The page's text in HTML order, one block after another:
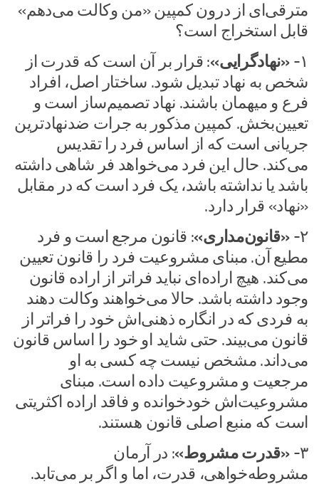
مترقی‌ای از درون کمپین «من وکالت می‌دهم»
قابل استخراج است؟
۱-
«نهادگرایی»: قرار بر آن است که قدرت از
شخص به نهاد تبدیل شود. ساختار اصل، افراد
فرع و میهمان باشند. نهاد تصمیم‌ساز است و
تعیین‌بخش. کمپین مذکور به جرات ضدنهادترین
جریانی است که از اساس فرد را تقدیس
می‌کند. حال این فرد می‌خواهد فر شاهی داشته
باشد یا نداشته باشد، یک فرد است که در مقابل
«نهاد» قرار دارد.
۲- «قانون‌مداری»: قانون مرجع است و فرد
مطیع آن. مبنای مشروعیت فرد را قانون تعیین
می‌کند. هیچ اراده‌ای نباید فراتر از اراده قانون
وجود داشته باشد. حالا می‌خواهند وکالت دهند
به فردی که در انگاره ذهنی‌اش خود را فراتر از
قانون می‌بیند. حتی شاید او خود را اساس قانون
می‌داند. مشخص نیست چه کسی به او
مرجعیت و مشروعیت داده است. مبنای
مشروعیت‌اش خودخوانده و فاقد اراده اکثریتی
است که منبع اصلی قانون هستند.
۳- «قدرت مشروط»: در آرمان
مشروطه‌خواهی، قدرت، اما و اگر بر می‌تابد.